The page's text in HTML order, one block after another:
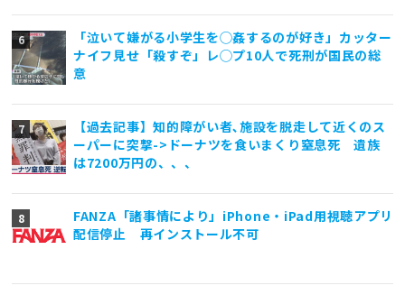
「泣いて嫌がる小学生を◯姦するのが好き」カッター
ナイフ見せ「殺すぞ」レ◯プ10人で死刑が国民の総
意
【過去記事】知的障がい者､施設を脱走して近くのス
ーパーに突撃->ドーナツを食いまくり窒息死 遺族
は7200万円の、、、
FANZA「諸事情により」iPhone・iPad用視聴アプリ
配信停止 再インストール不可